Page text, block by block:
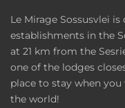
Le Mirage Sossusvlei
establishments in the
at 21 km from the
one of the lodges
place to stay when
the world!